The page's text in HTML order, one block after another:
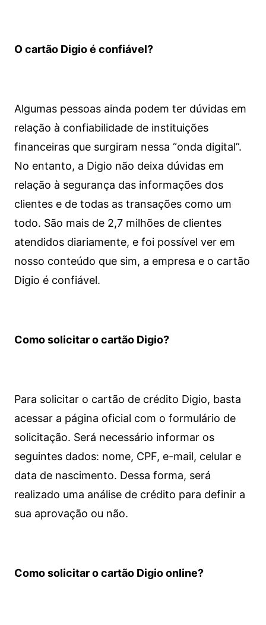
O cartão Digio é confiável?
Algumas pessoas ainda podem ter dúvidas em
relação à confiabilidade de instituições
financeiras que surgiram nessa “onda digital”.
No entanto, a Digio não deixa dúvidas em
relação à segurança das informações dos
clientes e de todas as transações como um
todo. São mais de 2,7 milhões de clientes
atendidos diariamente, e foi possível ver em
nosso conteúdo que sim, a empresa e o cartão
Digio é confiável.
Como solicitar o cartão Digio?
Para solicitar o cartão de crédito Digio, basta
acessar a página oficial com o formulário de
solicitação. Será necessário informar os
seguintes dados: nome, CPF, e-mail, celular e
data de nascimento. Dessa forma, será
realizado uma análise de crédito para definir a
sua aprovação ou não.
Como solicitar o cartão Digio online?